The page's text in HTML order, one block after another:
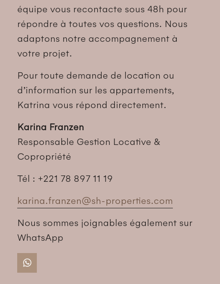
équipe vous recontacte sous 48h pour
répondre à toutes vos questions. Nous
adaptons notre accompagnement à
votre projet.
Pour toute demande de location ou
d’information sur les appartements,
Katrina vous répond directement.
Karina Franzen
Responsable Gestion Locative &
Copropriété
Tél : +221 78 897 11 19
karina.franzen@sh-properties.com
Nous sommes joignables également sur
WhatsApp